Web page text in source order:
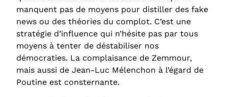
manquent pas de moyens pour distiller des fake
news ou des théories du complot. C’est une
stratégie d’influence qui n’hésite pas par tous
moyens à tenter de déstabiliser nos
démocraties. La complaisance de Zemmour,
mais aussi de Jean-Luc Mélenchon à l’égard de
Poutine est consternante.